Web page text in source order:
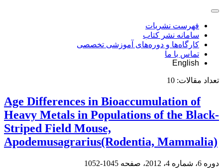
فهرست نشریات
سامانه نشر کتاب
کارگاه‌ها و دوره‌های آموزشی تخصصی
تماس با ما
English
تعداد مقالات: 10
Age Differences in Bioaccumulation of
Heavy Metals in Populations of the Black-
Striped Field Mouse,
Apodemusagrarius(Rodentia, Mammalia)
دوره 6، شماره 4، 2012، صفحه 1045-1052